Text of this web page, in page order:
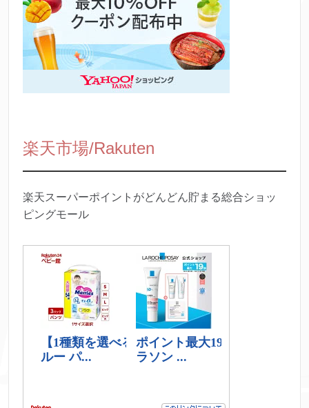
楽天市場/Rakuten
楽天スーパーポイントがどんどん貯まる総合ショッ
ピングモール